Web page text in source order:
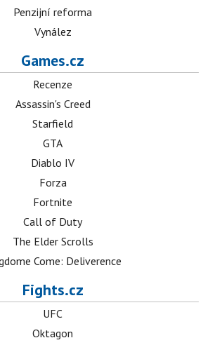
Penzijní reforma
Vynález
Games.cz
Recenze
Assassin's Creed
Starfield
GTA
Diablo IV
Forza
Fortnite
Call of Duty
The Elder Scrolls
Come: Deliverence
Fights.cz
UFC
Oktagon